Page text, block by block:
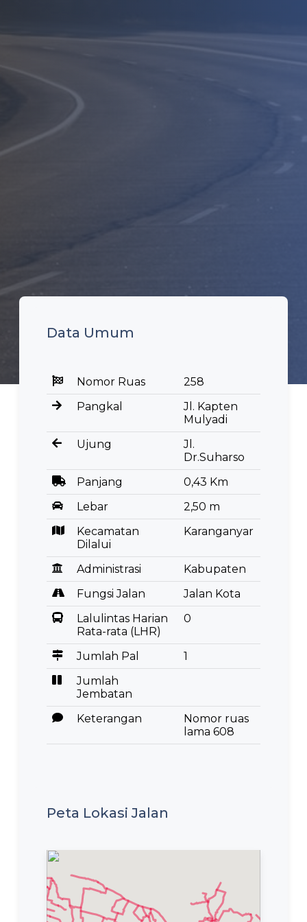
Data Umum
Nomor Ruas
258
Pangkal
Jl. Kapten
Mulyadi
Ujung
Jl.
Dr.Suharso
Panjang
0,43 Km
Lebar
2,50 m
Kecamatan
Dilalui
Karanganyar
Administrasi
Kabupaten
Fungsi Jalan
Jalan Kota
Lalulintas Harian
Rata-rata (LHR)
0
Jumlah Pal
1
Jumlah
Jembatan
Keterangan
Nomor ruas
lama 608
Peta Lokasi Jalan